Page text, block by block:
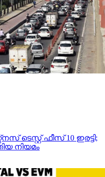
ടെസ്റ്റ് ഫീസ് 10 ഇരട്ടി;
നിയമം